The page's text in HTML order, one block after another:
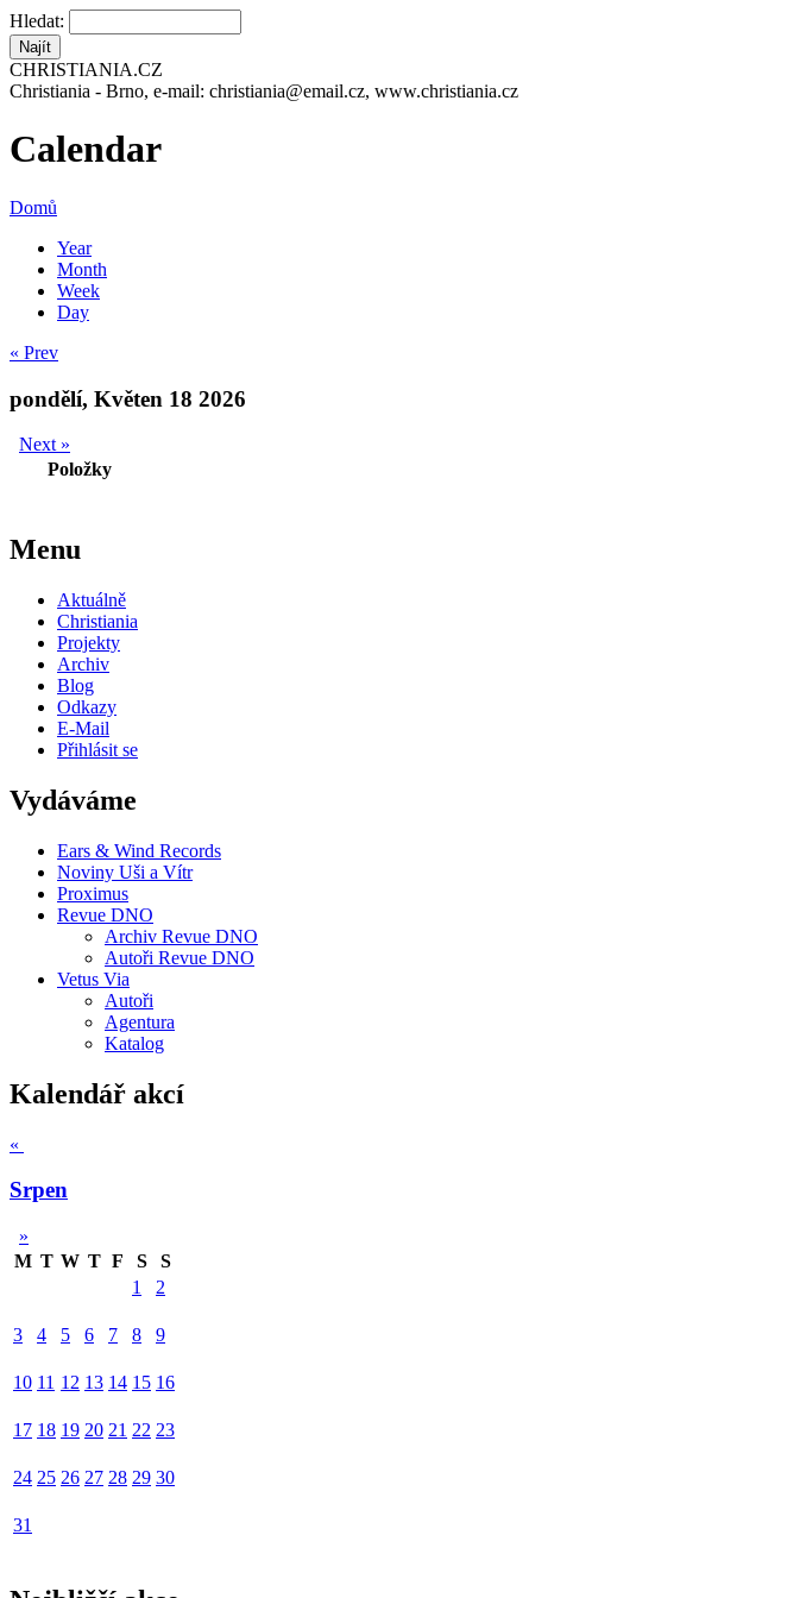
Hledat:
CHRISTIANIA.CZ
Christiania - Brno, e-mail: christiania@email.cz, www.christiania.cz
Calendar
Domů
Year
Month
Week
Day
« Prev
pondělí, Květen 18 2026
Next »
Položky
Menu
Aktuálně
Christiania
Projekty
Archiv
Blog
Odkazy
E-Mail
Přihlásit se
Vydáváme
Ears & Wind Records
Noviny Uši a Vítr
Proximus
Revue DNO
Archiv Revue DNO
Autoři Revue DNO
Vetus Via
Autoři
Agentura
Katalog
Kalendář akcí
«
Srpen
»
M T W T F S
S
1
2
3 4 5 6 7 8 9
10 11 12 13 14 15 16
17 18 19 20 21 22 23
24 25 26 27 28 29 30
31